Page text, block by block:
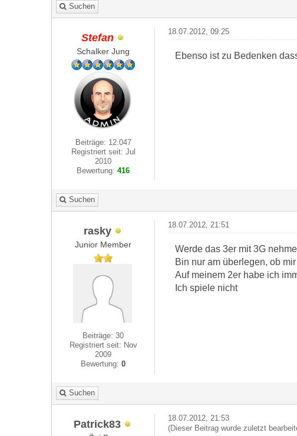
Suchen
Stefan
Schalker Jung
Beiträge: 12.047
Registriert seit: Jul
2010
Bewertung:416
18.07.2012, 09:25
Ebenso ist zu Bedenken
Suchen
rasky
Junior Member
Beiträge: 30
Registriert seit: Nov
2009
Bewertung:0
18.07.2012, 21:51
Werde das 3er mit 3G
Bin nur am überlegen, ob
Auf meinem 2er habe ich
Ich spiele nicht
Suchen
Patrick83
18.07.2012, 21:53
(Dieser Beitrag wurde zuletzt